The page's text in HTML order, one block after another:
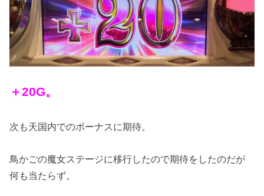
＋20G。
次も天国内でのボーナスに期待。
鳥かごの魔女ステージに移行したので期待をしたのだが
何も当たらず。